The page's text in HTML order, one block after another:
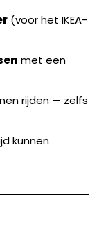
(voor het IKEA-
met een
rijden — zelfs
kunnen